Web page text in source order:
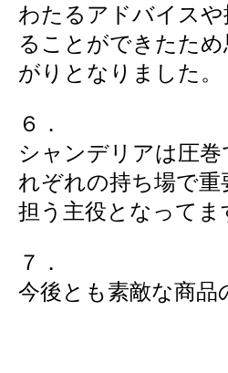
わたるアドバイス
ることができたた
がりとなりました。
６．
シャンデリアは圧
れぞれの持ち場で重
担う主役となってま
７．
今後とも素敵な商